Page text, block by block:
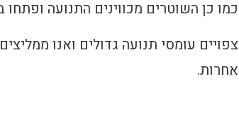
כמו כן השוטרים מכווינים התנועה ופתחו
צפויים עומסי תנועה גדולים ואנו
אחרות.